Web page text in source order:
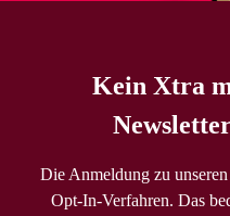
Kein Xtra
Die Anmeldung zu
Opt-In-Verfahren. Das